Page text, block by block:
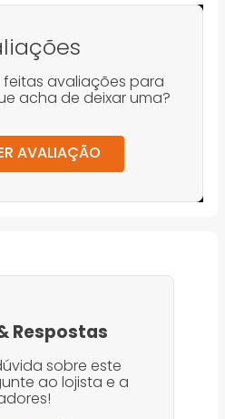
avaliações para
acha de deixar uma?
AVALIAÇÃO
Respostas
sobre este
ao lojista e a